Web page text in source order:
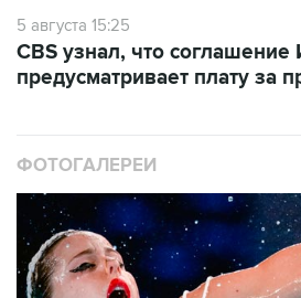
5 августа 15:25
CBS узнал, что
предусматривает плату за
ФОТОГАЛЕРЕИ